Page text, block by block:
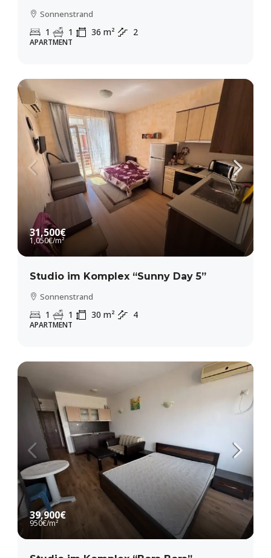
Sonnenstrand
1 1 36 m² 2
APARTMENT
31,500€
1,050€/m²
Studio im Komplex “Sunny Day 5”
Sonnenstrand
1 1 30 m² 4
APARTMENT
39,900€
950€/m²